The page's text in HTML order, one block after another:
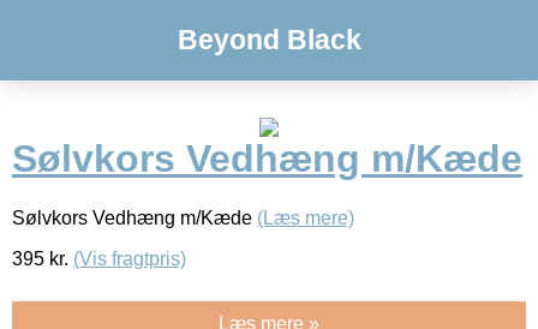
Beyond Black
Sølvkors Vedhæng m/Kæde
Sølvkors Vedhæng m/Kæde (Læs mere)
395 kr. (Vis fragtpris)
Læs mere »